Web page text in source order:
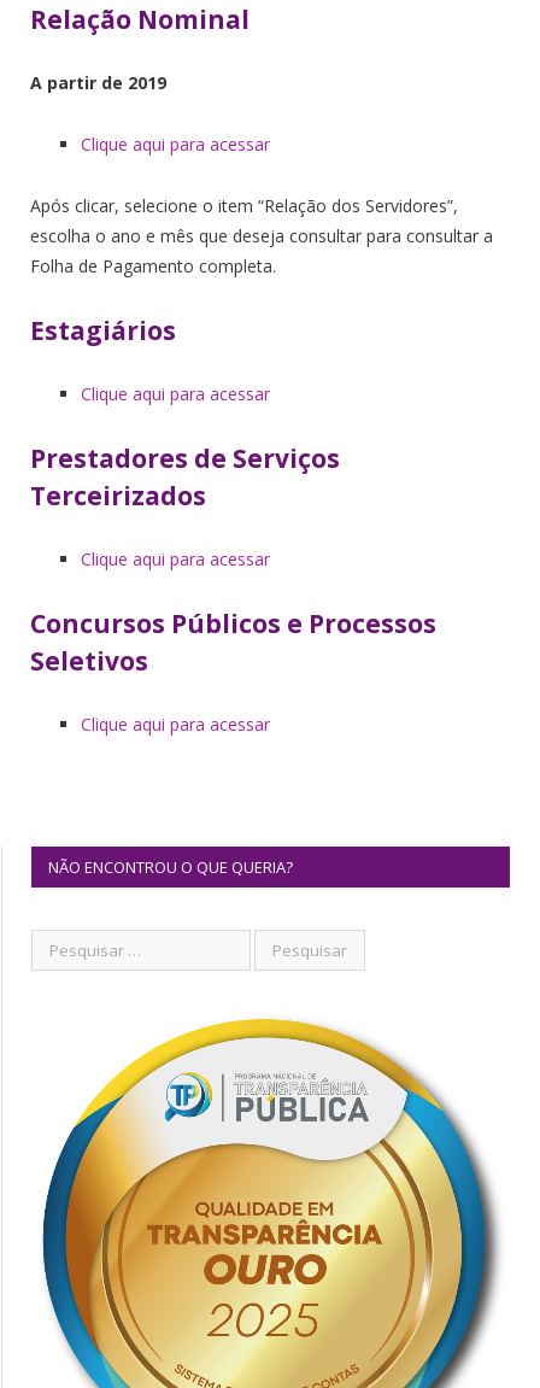
Relação Nominal
A partir de 2019
Clique aqui para acessar
Após clicar, selecione o item “Relação dos Servidores”,
escolha o ano e mês que deseja consultar para consultar a
Folha de Pagamento completa.
Estagiários
Clique aqui para acessar
Prestadores de Serviços
Terceirizados
Clique aqui para acessar
Concursos Públicos e Processos
Seletivos
Clique aqui para acessar
NÃO ENCONTROU O QUE QUERIA?